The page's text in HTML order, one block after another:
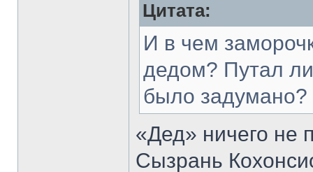
Цитата:
И в чем
дедом? Путал
было задумано?
«Дед» ничего не
Сызрань